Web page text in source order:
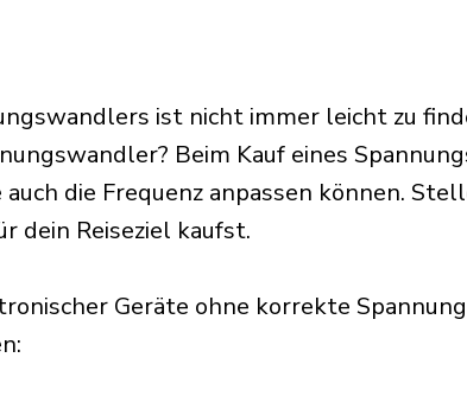
ist nicht immer leicht zu
Beim Kauf eines
die Frequenz anpassen können.
dein Reiseziel kaufst.
Geräte ohne korrekte